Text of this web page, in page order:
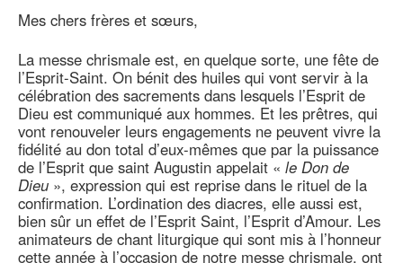
Mes chers frères et sœurs,
La messe chrismale est, en quelque sorte, une fête de
l’Esprit-Saint. On bénit des huiles qui vont servir à la
célébration des sacrements dans lesquels l’Esprit de
Dieu est communiqué aux hommes. Et les prêtres, qui
vont renouveler leurs engagements ne peuvent vivre la
fidélité au don total d’eux-mêmes que par la puissance
de l’Esprit que saint Augustin appelait « le Don de
Dieu », expression qui est reprise dans le rituel de la
confirmation. L’ordination des diacres, elle aussi est,
bien sûr un effet de l’Esprit Saint, l’Esprit d’Amour. Les
animateurs de chant liturgique qui sont mis à l’honneur
cette année à l’occasion de notre messe chrismale, ont